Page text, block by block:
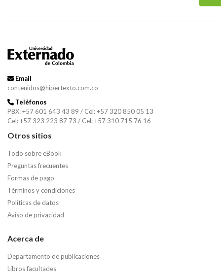
Email
contenidos@hipertexto.com.co
Teléfonos
PBX: +57 601 643 43 89 / Cel: +57 320 850 05 13
Cel: +57 323 223 87 73 / Cel: +57 310 715 76 16
Otros sitios
Todo sobre eBook
Preguntas frecuentes
Formas de pago
Términos y condiciones
Políticas de datos
Aviso de privacidad
Acerca de
Departamento de publicaciones
Libros facultades